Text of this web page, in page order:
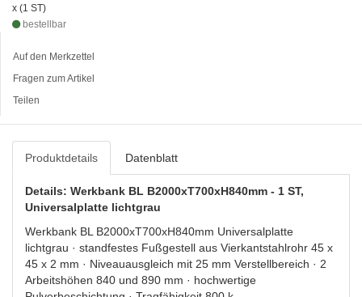
x (1 ST)
bestellbar
Auf den Merkzettel
Fragen zum Artikel
Teilen
Produktdetails Datenblatt
Details: Werkbank BL B2000xT700xH840mm - 1 ST,
Universalplatte lichtgrau
Werkbank BL B2000xT700xH840mm Universalplatte
lichtgrau · standfestes Fußgestell aus Vierkantstahlrohr 45 x
45 x 2 mm · Niveauausgleich mit 25 mm Verstellbereich · 2
Arbeitshöhen 840 und 890 mm · hochwertige